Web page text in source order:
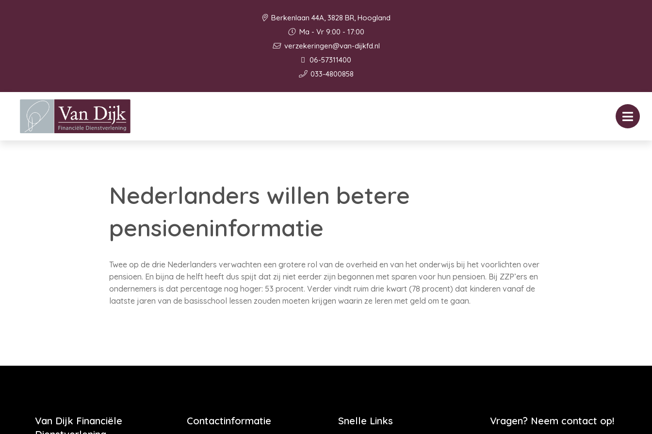
Berkenlaan 44A, 3828 BR, Hoogland
Ma - Vr 9:00 - 17:00
verzekeringen@van-dijkfd.nl
06-57311400
033-4800858
Nederlanders willen betere
pensioeninformatie
Twee op de drie Nederlanders verwachten een grotere rol van de overheid en van het onderwijs bij het voorlichten over
pensioen. En bijna de helft heeft dus spijt dat zij niet eerder zijn begonnen met sparen voor hun pensioen. Bij ZZP’ers en
ondernemers is dat percentage nog hoger: 53 procent. Verder vindt ruim drie kwart (78 procent) dat kinderen vanaf de
laatste jaren van de basisschool lessen zouden moeten krijgen waarin ze leren met geld om te gaan.
Van Dijk Financiële
Contactinformatie Snelle Links Vragen? Neem contact op!